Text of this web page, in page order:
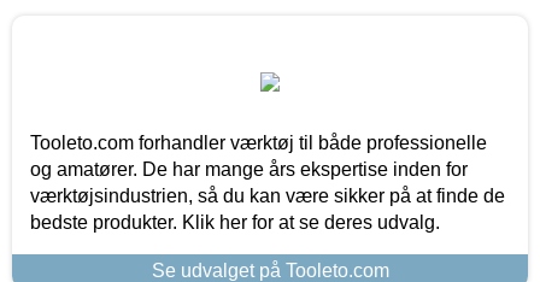
Tooleto.com forhandler værktøj til både professionelle
og amatører. De har mange års ekspertise inden for
værktøjsindustrien, så du kan være sikker på at finde de
bedste produkter. Klik her for at se deres udvalg.
Se udvalget på Tooleto.com